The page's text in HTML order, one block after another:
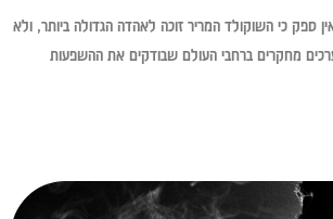
ספק כי השוקולד המריר זוכה לאהדה הגדולה ביותר, ולא
מחקרים ברחבי העולם שבודקים את ההשפעות